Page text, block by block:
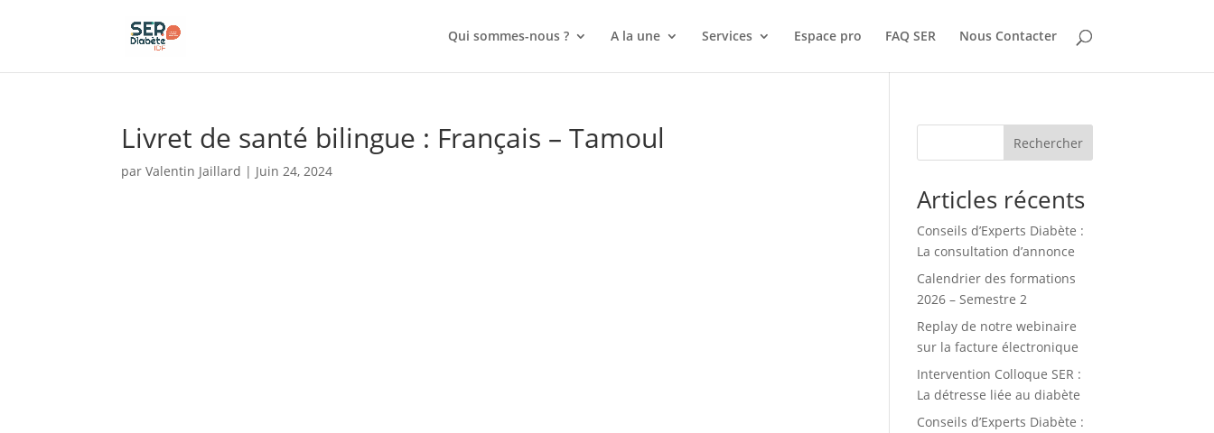
Qui sommes-nous ? A la une Services Espace pro FAQ SER Nous Contacter
Livret de santé bilingue : Français – Tamoul
parValentin Jaillard | Juin 24, 2024
Rechercher
Articles récents
Conseils d’Experts Diabète :
La consultation d’annonce
Calendrier des formations
2026 – Semestre 2
Replay de notre webinaire
sur la facture électronique
Intervention Colloque SER :
La détresse liée au diabète
Conseils d’Experts Diabète :